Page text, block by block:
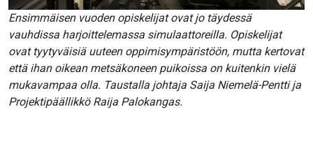
Ensimmäisen vuoden opiskelijat ovat jo täydessä
vauhdissa harjoittelemassa simulaattoreilla. Opiskelijat
ovat tyytyväisiä uuteen oppimisympäristöön, mutta kertovat
että ihan oikean metsäkoneen puikoissa on kuitenkin vielä
mukavampaa olla. Taustalla johtaja Saija Niemelä-Pentti ja
Projektipäällikkö Raija Palokangas.